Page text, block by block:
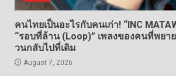
คนไทยเป็นอะไรกับคนเก่า! “INC
“รอบที่ล้าน (Loop)” เพลงของคนที่พยา
วนกลับไปที่เดิม
August 7, 2026